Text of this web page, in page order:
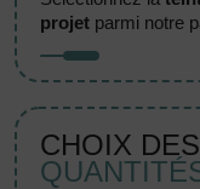
projet parmi notre
CHOIX DES